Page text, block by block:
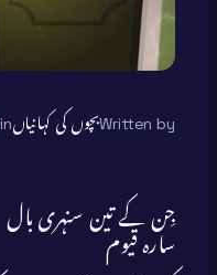
Written byبچوں کی کہانیاںin
جِن کے تین سنہری بال
سارہ قیوم